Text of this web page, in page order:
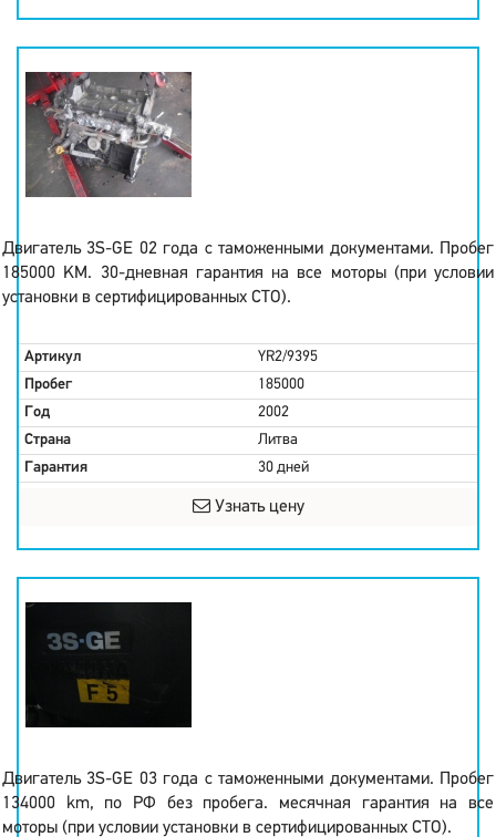
Двигатель 3S-GE 02 года с таможенными документами. Пробег
185000 KM. 30-дневная гарантия на все моторы (при условии
установки в сертифицированных СТО).
Артикул
YR2/9395
Пробег
185000
Год
2002
Страна
Литва
Гарантия
30 дней
Узнать цену
Двигатель 3S-GE 03 года с таможенными документами. Пробег
134000 km, по РФ без пробега. месячная гарантия на все
моторы (при условии установки в сертифицированных СТО).